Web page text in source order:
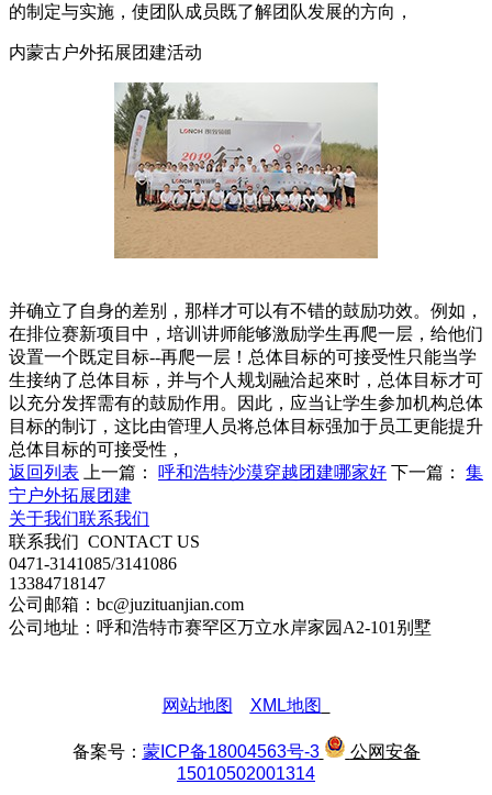
的制定与实施，使团队成员既了解团队发展的方向，
内蒙古户外拓展团建活动
并确立了自身的差别，那样才可以有不错的鼓励功效。例如，
在排位赛新项目中，培训讲师能够激励学生再爬一层，给他们
设置一个既定目标--再爬一层！总体目标的可接受性只能当学
生接纳了总体目标，并与个人规划融洽起來时，总体目标才可
以充分发挥需有的鼓励作用。因此，应当让学生参加机构总体
目标的制订，这比由管理人员将总体目标强加于员工更能提升
总体目标的可接受性，
返回列表
上一篇： 呼和浩特沙漠穿越团建哪家好 下一篇： 集
宁户外拓展团建
关于我们联系我们
联系我们 CONTACT US
0471-3141085/3141086
13384718147
公司邮箱：bc@juzituanjian.com
公司地址：呼和浩特市赛罕区万立水岸家园A2-101别墅
网站地图 XML地图
备案号： 蒙ICP备18004563号-3
公网安备
15010502001314